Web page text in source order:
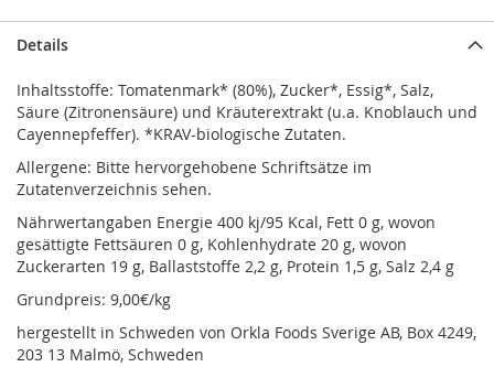
Details
Inhaltsstoffe: Tomatenmark* (80%), Zucker*, Essig*, Salz,
Säure (Zitronensäure) und Kräuterextrakt (u.a. Knoblauch und
Cayennepfeffer). *KRAV-biologische Zutaten.
Allergene: Bitte hervorgehobene Schriftsätze im
Zutatenverzeichnis sehen.
Nährwertangaben Energie 400 kj/95 Kcal, Fett 0 g, wovon
gesättigte Fettsäuren 0 g, Kohlenhydrate 20 g, wovon
Zuckerarten 19 g, Ballaststoffe 2,2 g, Protein 1,5 g, Salz 2,4 g
Grundpreis: 9,00€/kg
hergestellt in Schweden von Orkla Foods Sverige AB, Box 4249,
203 13 Malmö, Schweden